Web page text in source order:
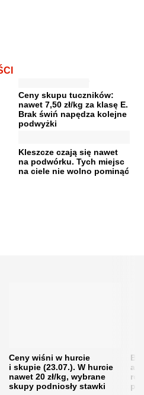
Ceny skupu tuczników:
nawet 7,50 zł/kg za klasę E.
Brak świń napędza kolejne
podwyżki
Kleszcze czają się nawet
na podwórku. Tych miejsc
na ciele nie wolno pominąć
Ceny wiśni w hurcie
i skupie (23.07.). W hurcie
nawet 20 zł/kg, wybrane
skupy podniosły stawki